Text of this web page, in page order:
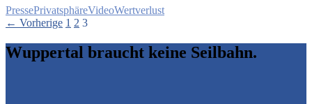
PressePrivatsphäreVideoWertverlust
Beitragsnavigation
← Vorherige 1 2 3
Wuppertal braucht keine Seilbahn.